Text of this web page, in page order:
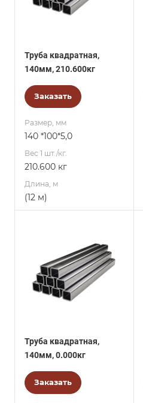
Труба квадратная,
140мм, 210.600кг
Заказать
Размер, мм
140 *100*5,0
Вес 1 шт./кг.
210.600 кг
Длина, м
(12 м)
Труба квадратная,
140мм, 0.000кг
Заказать